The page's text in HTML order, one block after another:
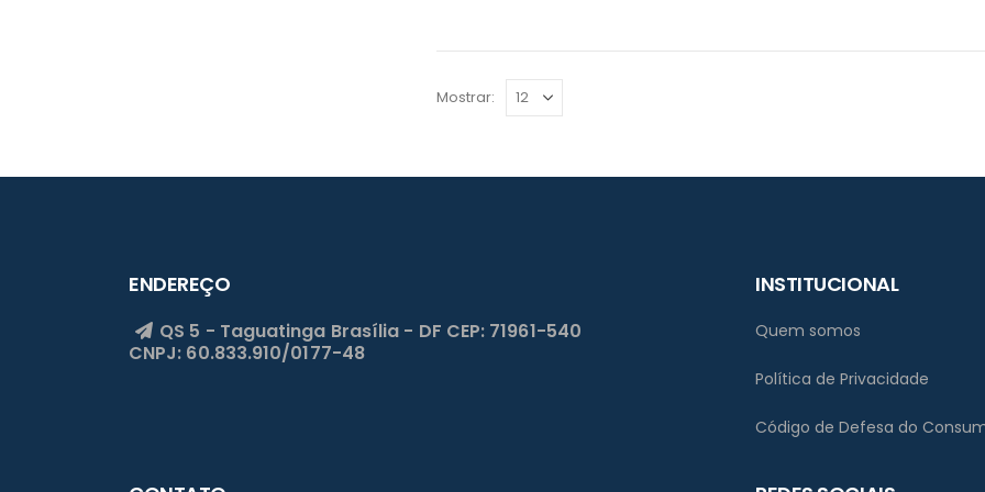
Mostrar:
ENDEREÇO
QS 5 - Taguatinga Brasília - DF CEP: 71961-540
CNPJ: 60.833.910/0177-48
INSTITUCIONAL
Quem somos
Política de Privacidade
Código de Defesa do